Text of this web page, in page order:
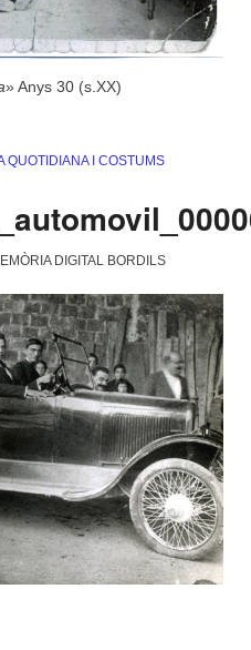
» Anys 30 (s.XX)
QUOTIDIANA I COSTUMS
DIGITAL BORDILS